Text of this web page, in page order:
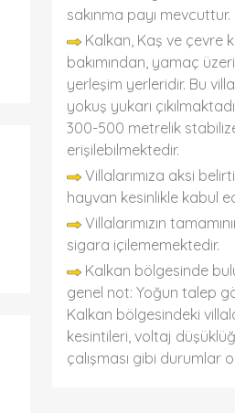
sakınma payı mevcuttur.
Kalkan, Kaş ve çevre
bakımından, yamaç
yerleşim yerleridir. Bu
yokuş yukarı
300-500 metrelik
erişilebilmektedir.
Villalarımıza aksi
hayvan kesinlikle kabul
Villalarımızın
sigara içilememektedir.
Kalkan bölgesinde
genel not: Yoğun talep
Kalkan bölgesindeki
kesintileri, voltaj
çalışması gibi durumlar